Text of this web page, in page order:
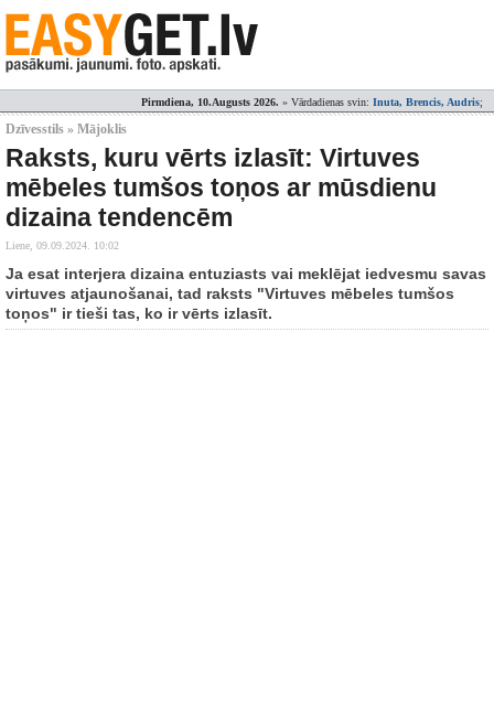
Pirmdiena, 10.Augusts 2026. » Vārdadienas svin: Inuta, Brencis, Audris;
Dzīvesstils » Mājoklis
Raksts, kuru vērts izlasīt: Virtuves
mēbeles tumšos toņos ar mūsdienu
dizaina tendencēm
Liene, 09.09.2024. 10:02
Ja esat interjera dizaina entuziasts vai meklējat iedvesmu savas
virtuves atjaunošanai, tad raksts "Virtuves mēbeles tumšos
toņos" ir tieši tas, ko ir vērts izlasīt.